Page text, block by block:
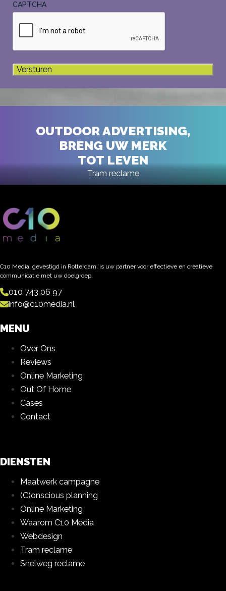
Tram reclame
CAPTCHA
OUTDOOR ADVERTISING,
BRENG UW MERK
TOT LEVEN
C10 Media, gevestigd in Rotterdam, is uw partner voor effectieve en creatieve
communicatie met uw doelgroep.
010 743 06 97
info@c10media.nl
MENU
Over Ons
Reviews
Online Marketing
Out Of Home
Cases
Contact
DIENSTEN
Maatwerk campagne
(C)onscious planning
Online Marketing
Waarom C10 Media
Webdesign
Tram reclame
Snelweg reclame